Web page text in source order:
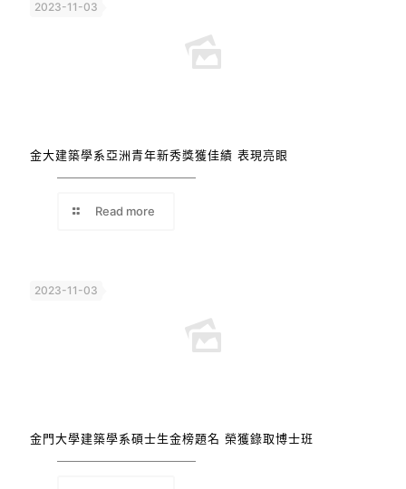
2023-11-03
金大建築學系亞洲青年新秀獎獲佳績 表現亮眼
Read more
2023-11-03
金門大學建築學系碩士生金榜題名 榮獲錄取博士班